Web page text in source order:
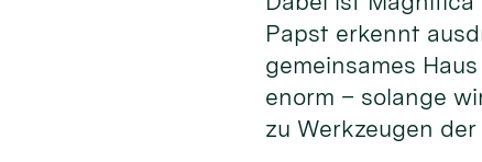
Papst erkennt
gemeinsames
enorm – solange
zu Werkzeugen